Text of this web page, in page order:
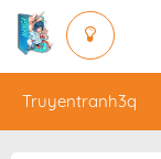
Truyentranh3q